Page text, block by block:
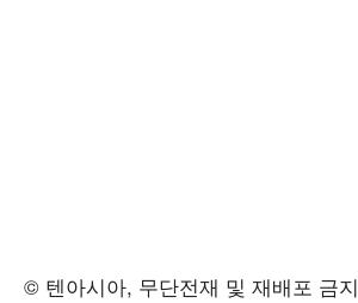
© 텐아시아, 무단전재 및 재배포 금지